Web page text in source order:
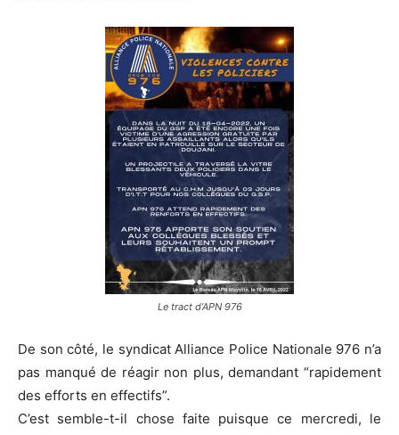
Le tract d’APN 976
De son côté, le syndicat Alliance Police Nationale 976 n’a
pas manqué de réagir non plus, demandant “rapidement
des efforts en effectifs”.
C’est semble-t-il chose faite puisque ce mercredi, le